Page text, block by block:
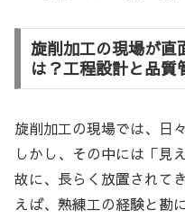
旋削加工の現場が直
は？工程設計と品質
旋削加工の現場では、日
しかし、その中には「見
故に、長らく放置されて
えば、熟練工の経験と勘